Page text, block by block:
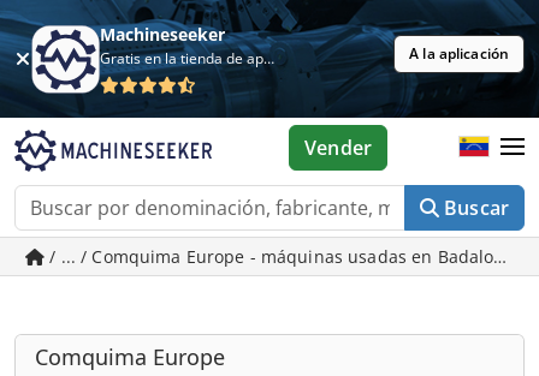
Machineseeker
Gratis en la tienda de aplicaciones A la aplicación
Buscar
Vender
/ ... / Comquima Europe - máquinas usadas en Badalona -
Comquima Europe